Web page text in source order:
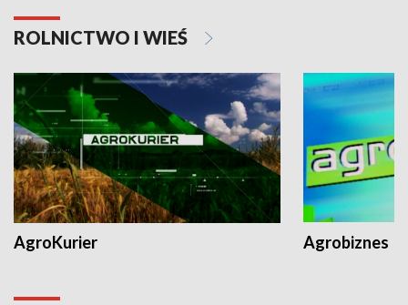
ROLNICTWO I WIEŚ
AgroKurier Agrobiznes